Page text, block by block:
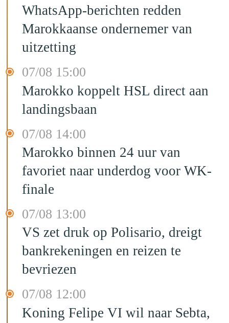
WhatsApp-berichten redden
Marokkaanse ondernemer van
uitzetting
07/08 15:00
Marokko koppelt HSL direct aan
landingsbaan
07/08 14:00
Marokko binnen 24 uur van
favoriet naar underdog voor WK-
finale
07/08 13:00
VS zet druk op Polisario, dreigt
bankrekeningen en reizen te
bevriezen
07/08 12:00
Koning Felipe VI wil naar Sebta,